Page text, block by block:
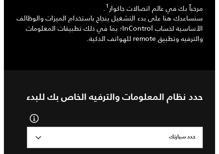
مرحباً بك في عالم اتصالات جاكوار 1
.
سنساعدك هنا على بدء التشغيل بنجاح باستخدام الميزات والوظائف
الأساسية لحساب InControl؛ بما في ذلك تطبيقات المعلومات
والترفيه وتطبيق remote للهواتف الذكية.
حدد نظام المعلومات والترفيه الخاص بك للبدء
حدد سيارتك